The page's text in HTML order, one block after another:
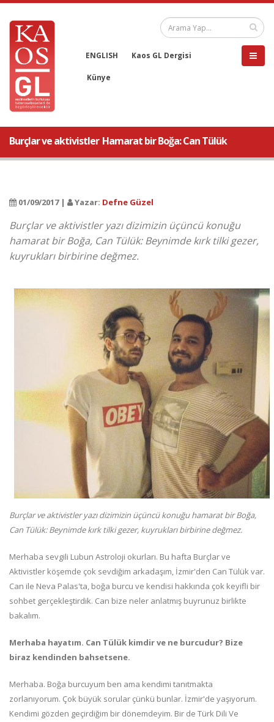
ENGLISH Kaos GL Dergisi
Künye
Burçlar ve aktivistler  Hamarat bir Boğa: Can Tülük
01/09/2017 | Yazar: Defne Güzel
Burçlar ve aktivistler yazı dizimizin üçüncü konuğu
hamarat bir Boğa, Can Tülük: Beynimde kırk tilki gezer,
kuyrukları birbirine değmez.
Burçlar ve aktivistler yazı dizimizin üçüncü konuğu hamarat bir Boğa,
Can Tülük: Beynimde kırk tilki gezer, kuyrukları birbirine değmez.
Merhaba sevgili Lubun Astroloji okurları. Bu hafta Burçlar ve
Aktivistler köşemde çok sevdiğim arkadaşım, İzmir'den Can Tülük var.
Can ile Neva Palas'ta, boğa burcu ve kendisi hakkında çok keyifli bir
sohbet gerçekleştirdik. Can bize neler anlatmış buyrunuz birlikte
bakalım.
Merhaba hayatım. Can Tülük kimdir ve ne burcudur? Bize
biraz kendinden bahsetsene.
Merhaba. Boğa burcuyum ben ama kendimi tanıtmakta
zorlanıyorum. Çok büyük sorular çünkü bunlar. İzmir'de yaşıyorum.
Kendimi gözden geçirdiğim bir dönemdeyim. Bir de Türk Dili Ve